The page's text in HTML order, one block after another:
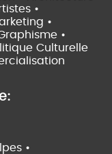
•
•
•
Culturelle
•